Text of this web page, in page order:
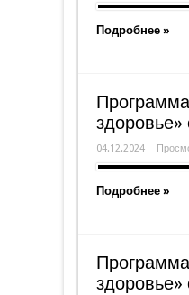
Подробнее »
здоровье»
04.12.2024
Подробнее »
здоровье»